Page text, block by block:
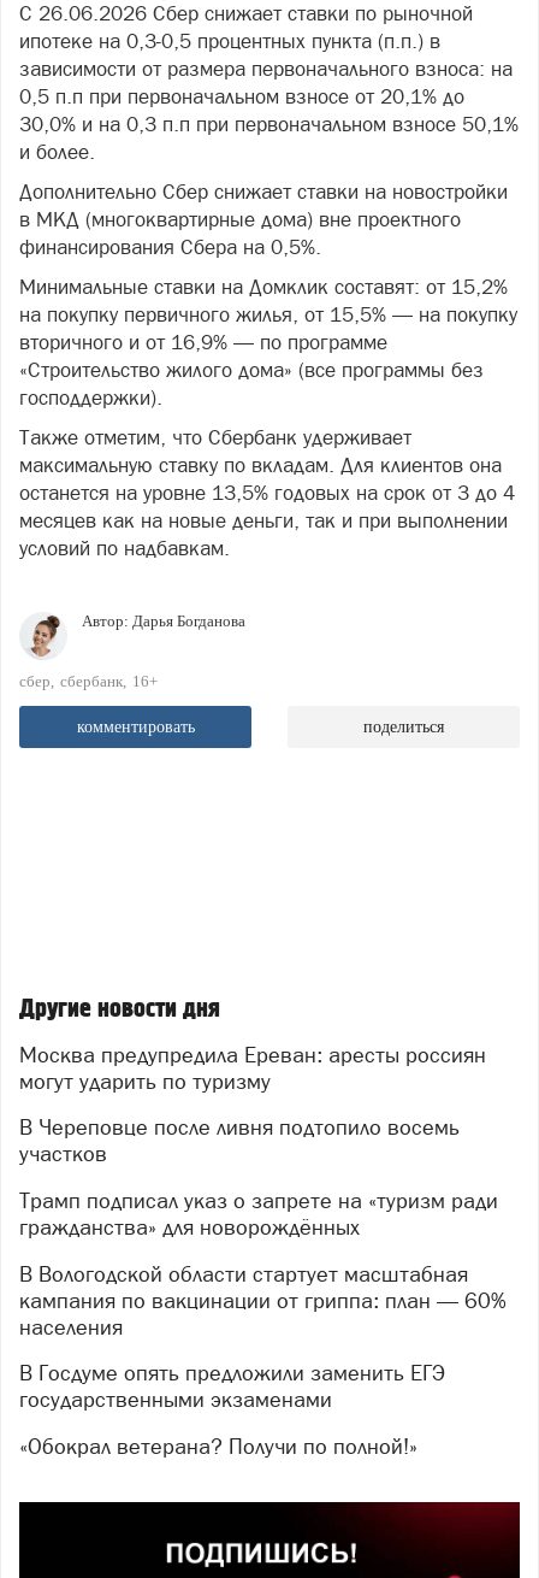
С 26.06.2026 Сбер снижает ставки по рыночной
ипотеке на 0,3-0,5 процентных пункта (п.п.) в
зависимости от размера первоначального взноса: на
0,5 п.п при первоначальном взносе от 20,1% до
30,0% и на 0,3 п.п при первоначальном взносе 50,1%
и более.
Дополнительно Сбер снижает ставки на новостройки
в МКД (многоквартирные дома) вне проектного
финансирования Сбера на 0,5%.
Минимальные ставки на Домклик составят: от 15,2%
на покупку первичного жилья, от 15,5% — на покупку
вторичного и от 16,9% — по программе
«Строительство жилого дома» (все программы без
господдержки).
Также отметим, что Сбербанк удерживает
максимальную ставку по вкладам. Для клиентов она
останется на уровне 13,5% годовых на срок от 3 до 4
месяцев как на новые деньги, так и при выполнении
условий по надбавкам.
Автор: Дарья Богданова
сбер сбербанк 16+
комментировать поделиться
Другие новости дня
Москва предупредила Ереван: аресты россиян
могут ударить по туризму
В Череповце после ливня подтопило восемь
участков
Трамп подписал указ о запрете на «туризм ради
гражданства» для новорождённых
В Вологодской области стартует масштабная
кампания по вакцинации от гриппа: план — 60%
населения
В Госдуме опять предложили заменить ЕГЭ
государственными экзаменами
«Обокрал ветерана? Получи по полной!»